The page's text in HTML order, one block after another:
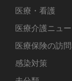
医療・看護
医療介護ニュ
医療保険の訪
感染対策